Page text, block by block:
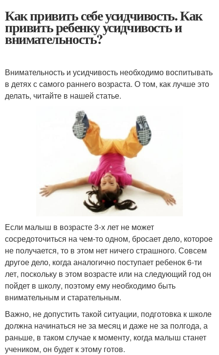
Как привить себе усидчивость. Как
привить ребенку усидчивость и
внимательность?
Внимательность и усидчивость необходимо воспитывать
в детях с самого раннего возраста. О том, как лучше это
делать, читайте в нашей статье.
Если малыш в возрасте 3-х лет не может
сосредоточиться на чем-то одном, бросает дело, которое
не получается, то в этом нет ничего страшного. Совсем
другое дело, когда аналогично поступает ребенок 6-ти
лет, поскольку в этом возрасте или на следующий год он
пойдет в школу, поэтому ему необходимо быть
внимательным и старательным.
Важно, не допустить такой ситуации, подготовка к школе
должна начинаться не за месяц и даже не за полгода, а
раньше, в таком случае к моменту, когда малыш станет
учеником, он будет к этому готов.